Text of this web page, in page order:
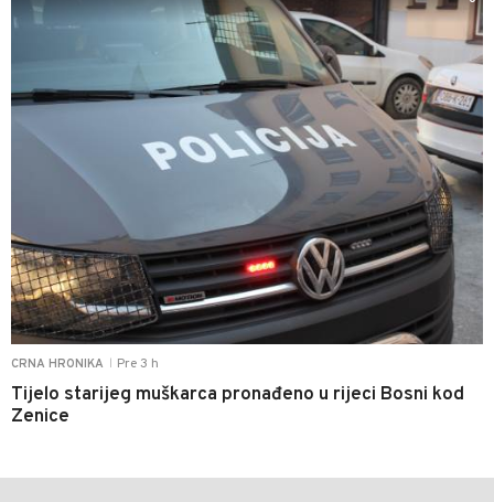
CRNA HRONIKA Pre 3 h
Tijelo starijeg muškarca pronađeno u rijeci Bosni kod
Zenice